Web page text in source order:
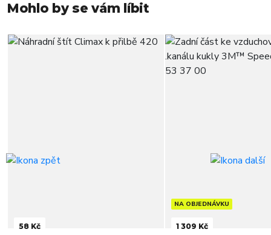
Mohlo by se vám líbit
58 Kč
NA OBJEDNÁVKU
1 309 Kč